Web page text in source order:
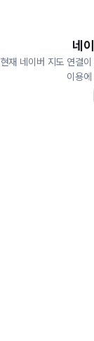
네
현재 네이버 지도 연결
이용